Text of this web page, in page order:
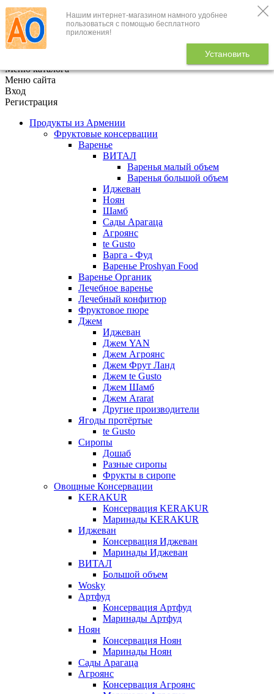
Нашим интернет-магазином намного удобнее
пользоваться с помощью бесплатного
приложения!
Установить
+7 (495) 646-888-1
В корзине
Меню каталога
Меню сайта
Вход
Регистрация
Продукты из Армении
Фруктовые консервации
Варенье
ВИТАЛ
Варенья малый объем
Варенья большой объем
Иджеван
Ноян
Шамб
Сады Арагаца
Агроянс
te Gusto
Варга - Фуд
Варенье Proshyan Food
Варенье Органик
Лечебное варенье
Лечебный конфитюр
Фруктовое пюре
Джем
Иджеван
Джем YAN
Джем Агроянс
Джем Фрут Ланд
Джем te Gusto
Джем Шамб
Джем Ararat
Другие производители
Ягоды протёртые
te Gusto
Сиропы
Дошаб
Разные сиропы
Фрукты в сиропе
Овощные Консервации
KERAKUR
Консервация KERAKUR
Маринады KERAKUR
Иджеван
Консервация Иджеван
Маринады Иджеван
ВИТАЛ
Большой объем
Wosky
Артфуд
Консервация Артфуд
Маринады Артфуд
Ноян
Консервация Ноян
Маринады Ноян
Сады Арагаца
Агроянс
Консервация Агроянс